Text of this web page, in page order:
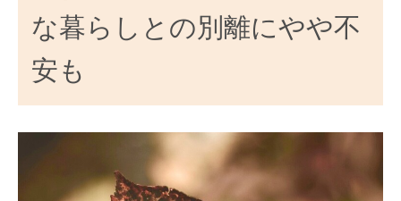
な暮らしとの別離にやや不
安も